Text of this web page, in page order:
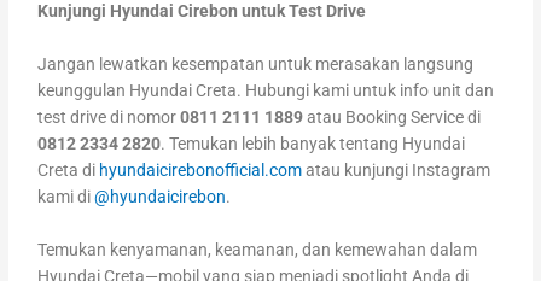
Kunjungi Hyundai Cirebon untuk Test Drive
Jangan lewatkan kesempatan untuk merasakan langsung
keunggulan Hyundai Creta. Hubungi kami untuk info unit dan
test drive di nomor0811 2111 1889atau Booking Service di
0812 2334 2820. Temukan lebih banyak tentang Hyundai
Creta di hyundaicirebonofficial.comatau kunjungi Instagram
kami di@hyundaicirebon.
Temukan kenyamanan, keamanan, dan kemewahan dalam
Hyundai Creta—mobil yang siap menjadi spotlight Anda di